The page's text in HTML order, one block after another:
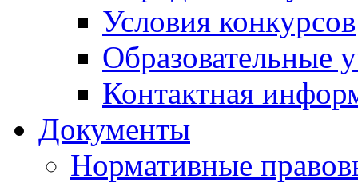
Условия конкурсов
Образовательные
Контактная
Документы
Нормативные